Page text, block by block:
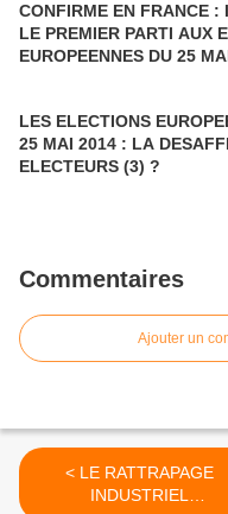
CONFIRME EN FRANCE :
LE PREMIER PARTI AUX
EUROPEENNES DU 25
LES ELECTIONS
25 MAI 2014 : LA
ELECTEURS (3) ?
Commentaires
Ajouter un
< LE RATTRAPAGE
INDUSTRIEL